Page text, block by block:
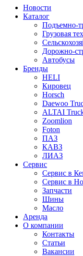
Новости
Каталог
Подъемно-
Грузовая
Дорожно-
Автобусы
Бренды
HELI
Кировец
Horsch
Daewoo
ALTAI
Zoomlion
Foton
ПАЗ
КАВЗ
ЛИАЗ
Сервис
Сервис в
Сервис в
Запчасти
Шины
Масло
Аренда
О компании
Контакты
Статьи
Вакансии